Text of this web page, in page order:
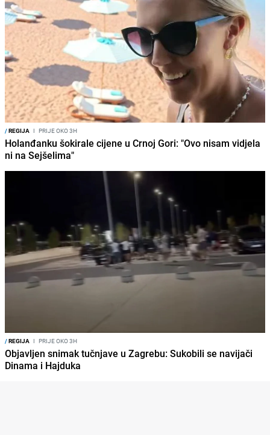
/REGIJA I PRIJE OKO 3H
Holanđanku šokirale cijene u Crnoj Gori: "Ovo nisam vidjela
ni na Sejšelima"
/REGIJA I PRIJE OKO 3H
Objavljen snimak tučnjave u Zagrebu: Sukobili se navijači
Dinama i Hajduka